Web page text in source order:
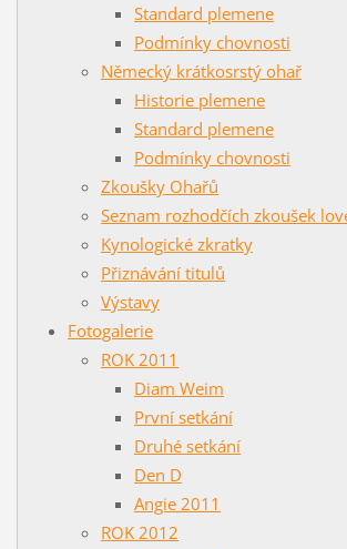
Standard plemene
Podmínky chovnosti
Německý krátkosrstý ohař
Historie plemene
Standard plemene
Podmínky chovnosti
Zkoušky Ohařů
Seznam rozhodčích zkoušek
Kynologické zkratky
Přiznávání titulů
Výstavy
Fotogalerie
ROK 2011
Diam Weim
První setkání
Druhé setkání
Den D
Angie 2011
ROK 2012